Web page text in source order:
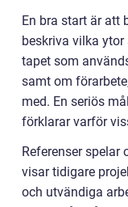
En bra start är att
beskriva vilka
tapet som
samt om
med. En seriös
förklarar varför
Referenser
visar tidigare
och utvändiga